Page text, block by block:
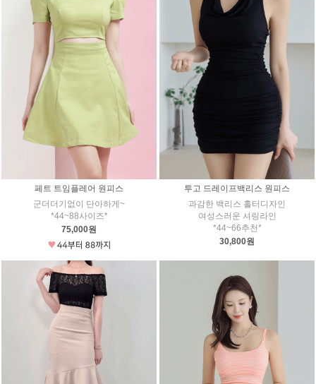
페트 트임플레어 원피스
군더더기없이 단아하게~
*44~88사이즈*
75,000원
투고 드레이프백리스 원피스
과감한 백리스 홀터디자인
여성스러운 셔링라인
*44~66추천*
30,800원